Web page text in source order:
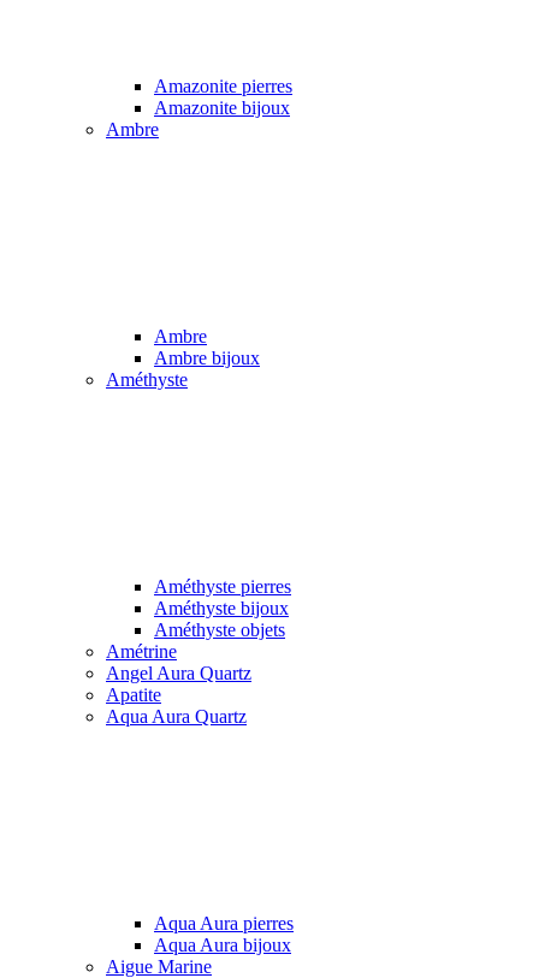
Amazonite pierres
Amazonite bijoux
Ambre
Ambre
Ambre bijoux
Améthyste
Améthyste pierres
Améthyste bijoux
Améthyste objets
Amétrine
Angel Aura Quartz
Apatite
Aqua Aura Quartz
Aqua Aura pierres
Aqua Aura bijoux
Aigue Marine